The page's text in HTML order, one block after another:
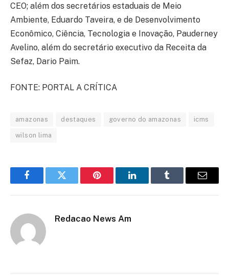
CEO; além dos secretários estaduais de Meio
Ambiente, Eduardo Taveira, e de Desenvolvimento
Econômico, Ciência, Tecnologia e Inovação, Pauderney
Avelino, além do secretário executivo da Receita da
Sefaz, Dario Paim.
FONTE: PORTAL A CRÍTICA
amazonas destaques governo do amazonas icms
wilson lima
FacebookTwitter Pinterest LinkedInTumblr Email
Redacao News Am